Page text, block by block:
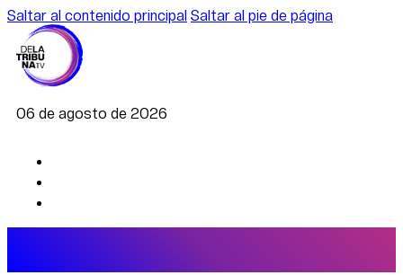
Saltar al contenido principal Saltar al pie de página
06 de agosto de 2026